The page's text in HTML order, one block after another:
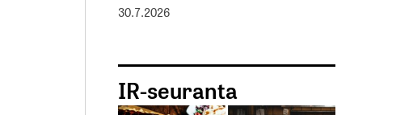
30.7.2026
IR-seuranta